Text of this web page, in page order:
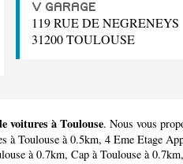
V GARAGE
119 RUE DE NEGRENEYS
31200 TOULOUSE
voitures à Toulouse. Nous vous
à Toulouse à 0.5km, 4 Eme Etage
à 0.7km, Cap à Toulouse à 0.7km,